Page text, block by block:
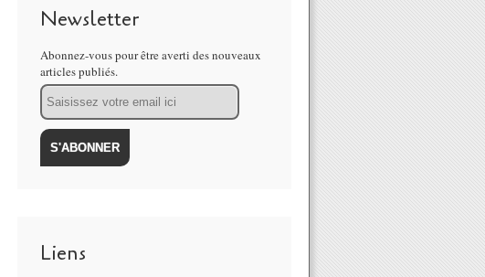
Newsletter
Abonnez-vous pour être averti des nouveaux
articles publiés.
Email
Liens